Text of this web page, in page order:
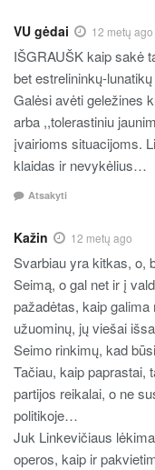
VU gėdai 12 metų ago
IŠGRAUŠK kaip sakė
bet estrelininkų-
Galėsi avėti geležines
arba ,,tolerastiniu
įvairioms situacijoms.
klaidas ir nevykėlius…
Atsakyti
Kažin 12 metų ago
Svarbiau yra kitkas, o,
Seimą, o gal net ir į
pažadėtas, kaip
užuominų, jų viešai
Seimo rinkimų, kad
Tačiau, kaip paprastai,
partijos reikalai, o ne
politikoje…
Juk Linkevičiaus
operos, kaip ir